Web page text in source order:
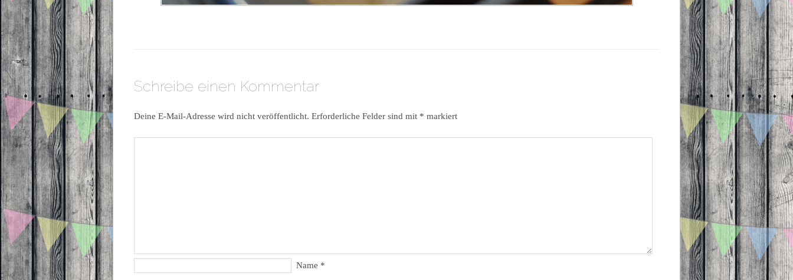
Schreibe einen Kommentar
Deine E-Mail-Adresse wird nicht veröffentlicht. Erforderliche Felder sind mit * markiert
Name *